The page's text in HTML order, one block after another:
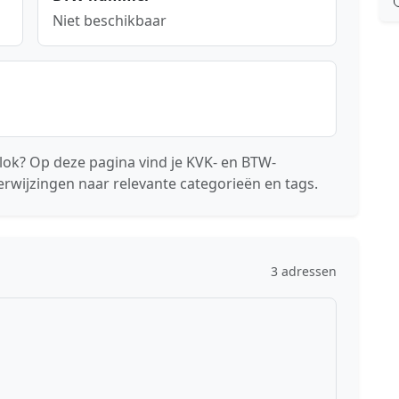
Niet beschikbaar
Op deze pagina vind je KVK- en BTW-
naar relevante categorieën en tags.
3 adressen